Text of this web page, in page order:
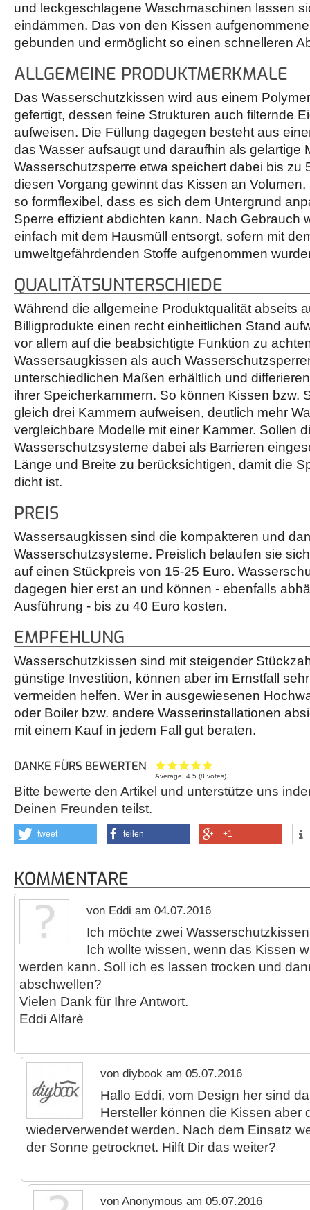
und leckgeschlagene Waschmaschinen lassen
eindämmen. Das von den Kissen
gebunden und ermöglicht so einen schnelleren
ALLGEMEINE PRODUKTMERKMALE
Das Wasserschutzkissen wird aus einem
gefertigt, dessen feine Strukturen auch filternde
aufweisen. Die Füllung dagegen besteht aus
das Wasser aufsaugt und daraufhin als gelartige
Wasserschutzsperre etwa speichert dabei bis zu
diesen Vorgang gewinnt das Kissen an
so formflexibel, dass es sich dem Untergrund
Sperre effizient abdichten kann. Nach Gebrauch
einfach mit dem Hausmüll entsorgt, sofern mit
umweltgefährdenden Stoffe aufgenommen
QUALITÄTSUNTERSCHIEDE
Während die allgemeine Produktqualität abseits
Billigprodukte einen recht einheitlichen Stand
vor allem auf die beabsichtigte Funktion zu
Wassersaugkissen als auch
unterschiedlichen Maßen erhältlich und
ihrer Speicherkammern. So können Kissen bzw.
gleich drei Kammern aufweisen, deutlich mehr
vergleichbare Modelle mit einer Kammer. Sollen
Wasserschutzsysteme dabei als Barrieren
Länge und Breite zu berücksichtigen, damit die
dicht ist.
PREIS
Wassersaugkissen sind die kompakteren und
Wasserschutzsysteme. Preislich belaufen sie
auf einen Stückpreis von 15-25 Euro.
dagegen hier erst an und können - ebenfalls
Ausführung - bis zu 40 Euro kosten.
EMPFEHLUNG
Wasserschutzkissen sind mit steigender
günstige Investition, können aber im Ernstfall
vermeiden helfen. Wer in ausgewiesenen
oder Boiler bzw. andere Wasserinstallationen
mit einem Kauf in jedem Fall gut beraten.
DANKE FÜRS BEWERTEN
Average:4.5 (8 votes)
Bitte bewerte den Artikel und unterstütze uns
Deinen Freunden teilst.
tweet teilen +1
KOMMENTARE
von Eddi am 04.07.2016
Ich möchte zwei
Ich wollte wissen, wenn das Kissen
werden kann. Soll ich es lassen trocken und
abschwellen?
Vielen Dank für Ihre Antwort.
Eddi Alfarè
von diybook am 05.07.2016
Hallo Eddi, vom Design her sind
Hersteller können die Kissen aber
wiederverwendet werden. Nach dem Einsatz
der Sonne getrocknet. Hilft Dir das weiter?
von Anonymous am 05.07.2016